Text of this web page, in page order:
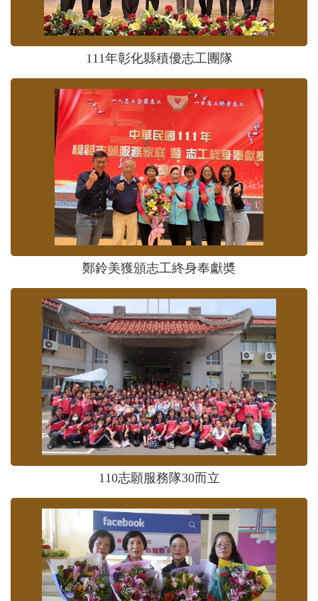
111年彰化縣積優志工團隊
鄭鈴美獲頒志工終身奉獻奬
110志願服務隊30而立